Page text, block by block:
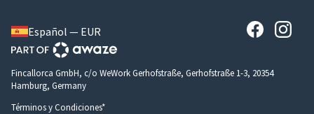
Español — EUR
Fincallorca GmbH, c/o WeWork Gerhofstraße, Gerhofstraße 1-3, 20354
Hamburg, Germany
Términos y Condiciones*